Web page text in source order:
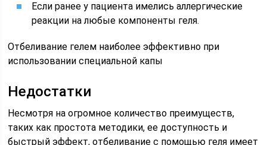
Если ранее у пациента имелись аллергические
реакции на любые компоненты геля.
Отбеливание гелем наиболее эффективно при
использовании специальной капы
Недостатки
Несмотря на огромное количество преимуществ,
таких как простота методики, ее доступность и
быстрый эффект, отбеливание с помощью геля имеет